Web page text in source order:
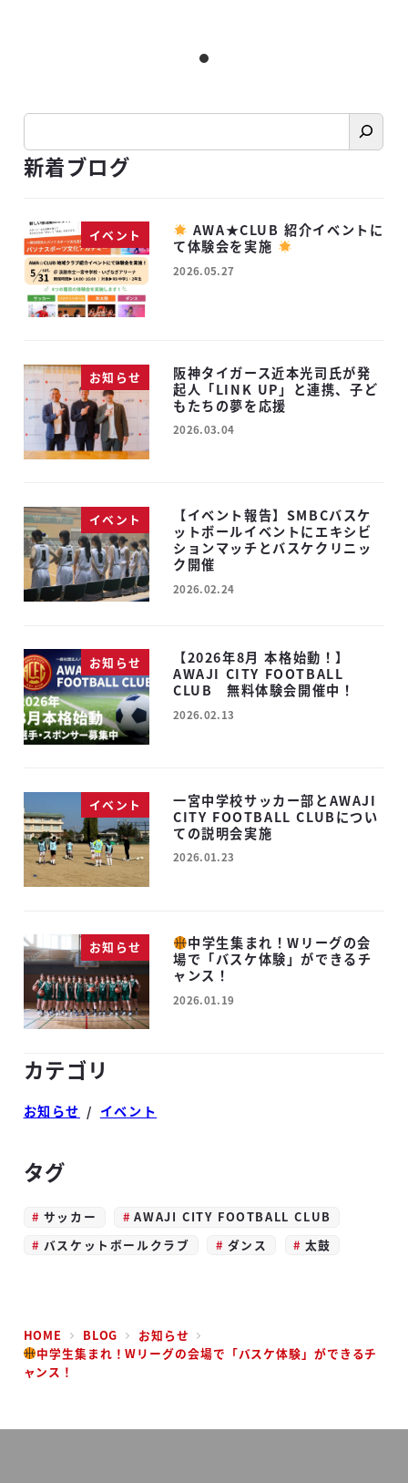
検
新着ブログ
イベント
AWA★CLUB 紹介イベントに
て体験会を実施
投稿日
2026.05.27
お知らせ
阪神タイガース近本光司氏が発
起人「LINK UP」と連携、子ど
もたちの夢を応援
投稿日
2026.03.04
イベント
【イベント報告】SMBCバスケ
ットボールイベントにエキシビ
ションマッチとバスケクリニッ
ク開催
投稿日
2026.02.24
お知らせ
【2026年8月 本格始動！】
AWAJI CITY FOOTBALL
CLUB 無料体験会開催中！
投稿日
2026.02.13
イベント
一宮中学校サッカー部とAWAJI
CITY FOOTBALL CLUBについ
ての説明会実施
投稿日
2026.01.23
お知らせ
中学生集まれ！Wリーグの会
場で「バスケ体験」ができるチ
ャンス！
投稿日
2026.01.19
カテゴリ
お知らせ イベント
タグ
サッカー
AWAJI CITY FOOTBALL CLUB
バスケットボールクラブ
ダンス 太鼓
HOME BLOG
お知らせ
中学生集まれ！Wリーグの会場で「バスケ体験」ができるチ
ャンス！